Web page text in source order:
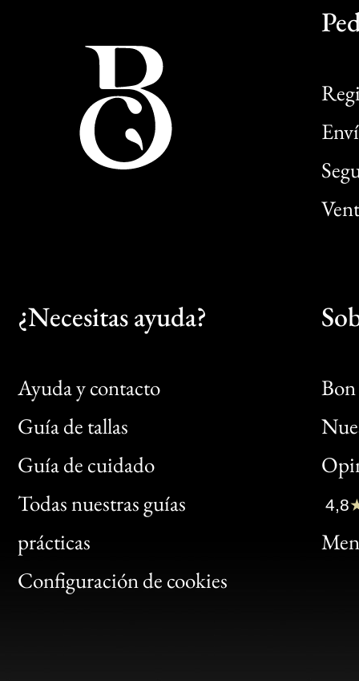
¿Necesitas ayuda?
Ayuda y contacto
Guía de tallas
Guía de cuidado
Todas nuestras guías
prácticas
Configuración de cookies
Bon
Clic
Bon
4,8